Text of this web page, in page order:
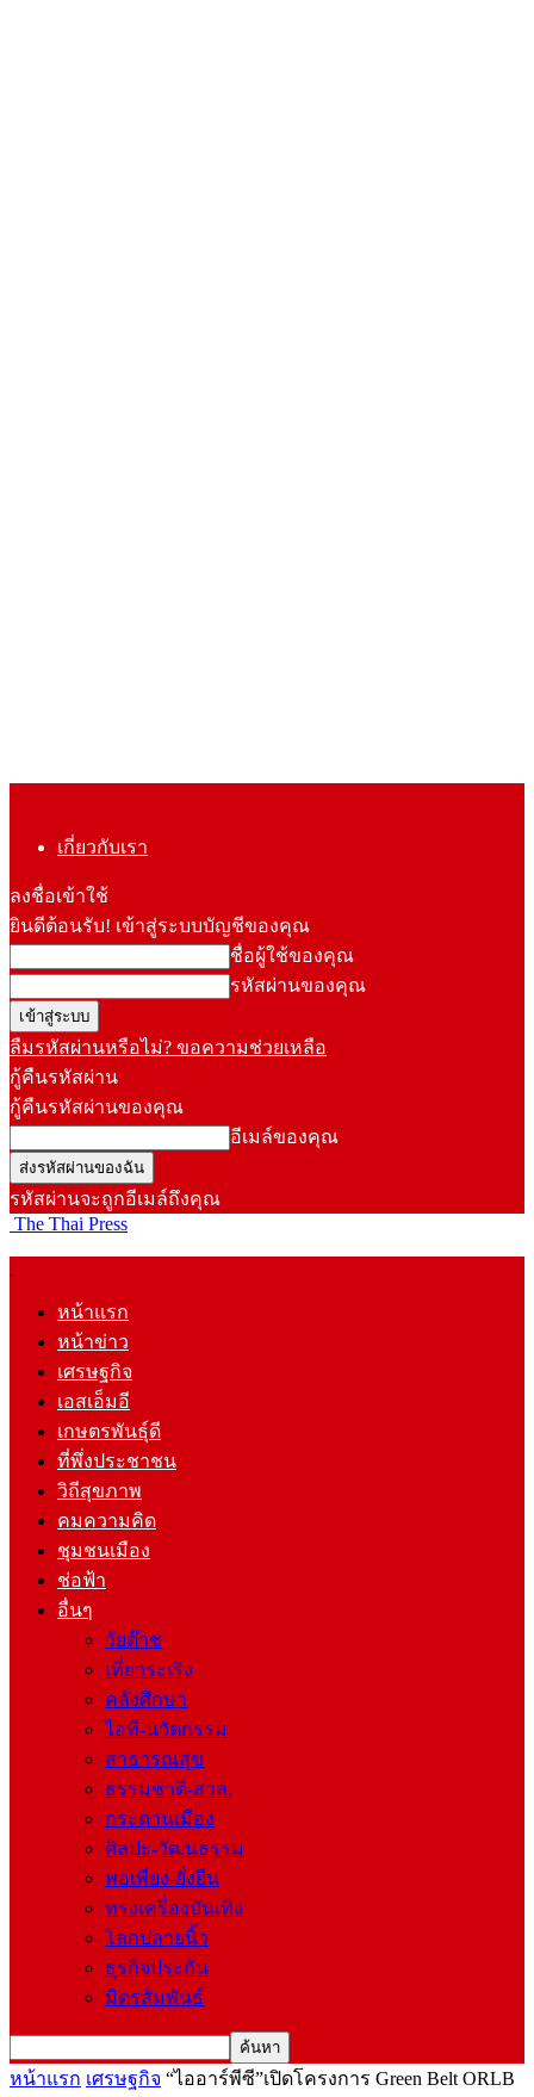
เกี่ยวกับเรา
ลงชื่อเข้าใช้
ยินดีต้อนรับ! เข้าสู่ระบบบัญชีของคุณ
ชื่อผู้ใช้ของคุณ
รหัสผ่านของคุณ
ลืมรหัสผ่านหรือไม่? ขอความช่วยเหลือ
กู้คืนรหัสผ่าน
กู้คืนรหัสผ่านของคุณ
อีเมล์ของคุณ
รหัสผ่านจะถูกอีเมล์ถึงคุณ
The Thai Press
หน้าแรก
หน้าข่าว
เศรษฐกิจ
เอสเอ็มอี
เกษตรพันธุ์ดี
ที่พึ่งประชาชน
วิถีสุขภาพ
คมความคิด
ชุมชนเมือง
ช่อฟ้า
อื่นๆ
วัยต๊าช
เที่ยวระเริง
คลังศึกษา
ไอที-นวัตกรรม
สาธารณสุข
ธรรมชาติ-สวล.
กระดานเมือง
ศิลปะ-วัฒนธรรม
พอเพียง-ยั่งยืน
ทรงเครื่องบันเทิง
โลกปลายนิ้ว
ธุรกิจประกัน
มิตรสัมพันธ์
หน้าแรก เศรษฐกิจ “ไออาร์พีซี”เปิดโครงการ Green Belt ORLB